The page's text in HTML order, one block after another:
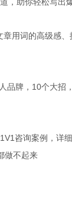
用词的高级感
品牌，10个大招
咨询案例，详
做不起来